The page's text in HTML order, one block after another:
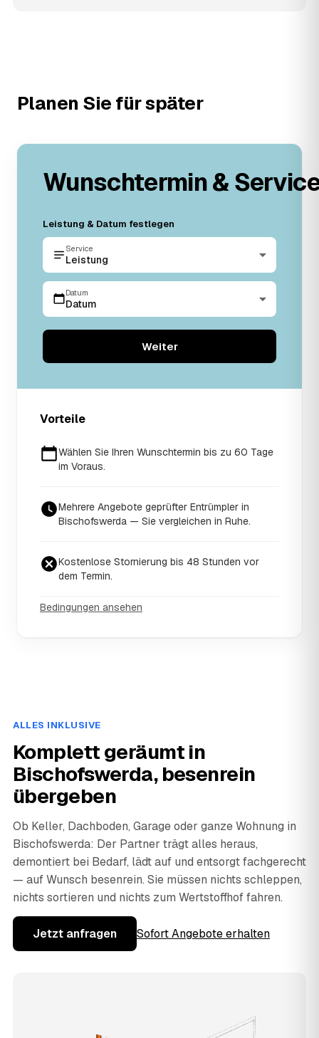
Planen Sie für später
Wunschtermin &
Leistung & Datum festlegen
Service
Leistung
Datum
Datum
Weiter
Vorteile
Wählen Sie Ihren Wunschtermin bis zu 60 Tage
im Voraus.
Mehrere Angebote geprüfter Entrümpler in
Bischofswerda — Sie vergleichen in Ruhe.
Kostenlose Stornierung bis 48 Stunden vor
dem Termin.
Bedingungen ansehen
ALLES INKLUSIVE
Komplett geräumt in
Bischofswerda, besenrein
übergeben
Ob Keller, Dachboden, Garage oder ganze Wohnung in
Bischofswerda: Der Partner trägt alles heraus,
demontiert bei Bedarf, lädt auf und entsorgt fachgerecht
— auf Wunsch besenrein. Sie müssen nichts schleppen,
nichts sortieren und nichts zum Wertstoffhof fahren.
Jetzt anfragen Sofort Angebote erhalten